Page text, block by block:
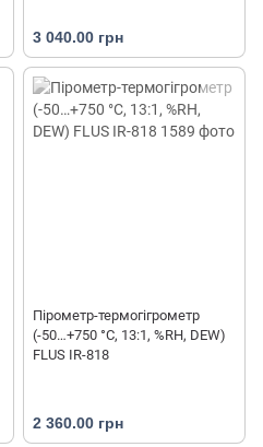
3 040.00 грн
Пірометр-термогігрометр
(-50…+750 °С, 13:1, %RH, DEW)
FLUS IR-818
2 360.00 грн